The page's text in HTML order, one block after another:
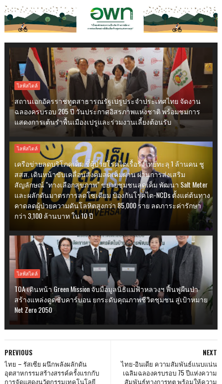
ไลฟ์สไตล์
สถานเอกอัครราชทูตสาธารณรัฐเปรูประจำประเทศไทย จัดงาน
ฉลองครบรอบ 205 ปี วันประกาศอิสรภาพแห่งชาติ พร้อมชมการ
แสดงการเต้นรำพื้นเมืองเปรูและร่วมงานเลี้ยงต้อนรับ
ไลฟ์สไตล์
เครือข่ายลดบริโภคเค็ม ชี้ผู้ป่วยโรคไตเรื้อรังไทยทะลุ 1 ล้านคน ชู
สสส. เดินหน้าขับเคลื่อนสังคมลดเค็มผ่าน ผ่านการส่งเสริม
สัญลักษณ์ "ทางเลือกสุขภาพ" ขยายชุมชนลดเค็ม พัฒนา Salt Meter
และผลักดันมาตรการลดโซเดียม ป้องกันโรคไต-NCDs ตั้งแต่ต้นทาง
คาดลดผู้ป่วยความดันโลหิตสูงกว่า 85,000 ราย ลดภาระค่ารักษา
กว่า 3,100 ล้านบาท ใน 10 ปี
ไลฟ์สไตล์
TOA เดินหน้า Green Mission จับมือมูลนิธิแม่ฟ้าหลวงฯ ฟื้นฟูผืนป่า
สร้างแหล่งดูดซับคาร์บอน ยกระดับคุณภาพชีวิตชุมชน สู่เป้าหมาย
Net Zero 2050
NEXT
ไทย-อินเดีย ความสัมพันธ์แนบแน่น
เฉลิมฉลองครบรอบ 75 ปีแห่งความ
สัมพันธ์ทางการทูต พร้อมให้ความ
PREVIOUS
ไทย – รัสเซีย ผนึกพลังผลักดัน
อุตสาหกรรมสร้างสรรค์ครั้งแรกกับ
การจัดแสดงนวัตกรรมเทคโนโลยี